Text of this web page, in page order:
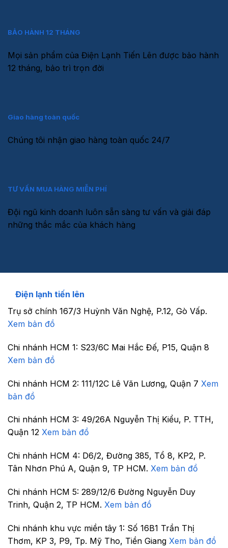
BẢO HÀNH 12 THÁNG
Mọi sản phẩm của Điện Lạnh Tiến Lên được bảo hành
12 tháng, bảo trì trọn đời
Giao hàng toàn quốc
Chúng tôi nhận giao hàng toàn quốc 24/7
TƯ VẤN MUA HÀNG MIỄN PHÍ
Đội ngũ kinh doanh luôn sẵn sàng tư vấn và giải đáp
những thắc mắc của khách hàng
Điện lạnh tiến lên
Trụ sở chính 167/3 Huỳnh Văn Nghệ, P.12, Gò Vấp.
Xem bản đồ
Chi nhánh HCM 1: S23/6C Mai Hắc Đế, P15, Quận 8
Xem bản đồ
Chi nhánh HCM 2: 111/12C Lê Văn Lương, Quận 7 Xem
bản đồ
Chi nhánh HCM 3: 49/26A Nguyễn Thị Kiểu, P. TTH,
Quận 12 Xem bản đồ
Chi nhánh HCM 4: D6/2, Đường 385, Tổ 8, KP2, P.
Tân Nhơn Phú A, Quận 9, TP HCM. Xem bản đồ
Chi nhánh HCM 5: 289/12/6 Đường Nguyễn Duy
Trinh, Quận 2, TP HCM. Xem bản đồ
Chi nhánh khu vực miền tây 1: Số 16B1 Trần Thị
Thơm, KP 3, P9, Tp. Mỹ Tho, Tiền Giang Xem bản đồ